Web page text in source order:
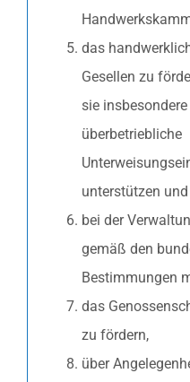
das
Gesellen zu
sie
überbetriebliche
unterstützen
bei der
gemäß den
Bestimmungen
das
zu fördern,
über